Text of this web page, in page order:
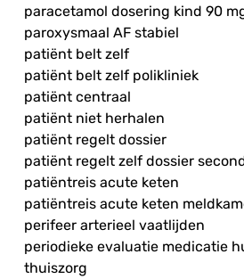
paracetamol dosering kind 90
paroxysmaal AF stabiel
patiënt belt zelf
patiënt belt zelf polikliniek
patiënt centraal
patiënt niet herhalen
patiënt regelt dossier
patiënt regelt zelf dossier
patiëntreis acute keten
patiëntreis acute keten
perifeer arterieel vaatlijden
periodieke evaluatie medicatie
thuiszorg